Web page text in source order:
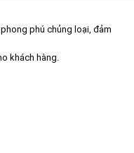
phú chủng loại, đảm
khách hàng.